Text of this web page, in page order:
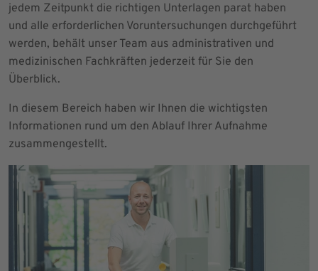
jedem Zeitpunkt die richtigen Unterlagen parat haben
und alle erforderlichen Voruntersuchungen durchgeführt
werden, behält unser Team aus administrativen und
medizinischen Fachkräften jederzeit für Sie den
Überblick.
In diesem Bereich haben wir Ihnen die wichtigsten
Informationen rund um den Ablauf Ihrer Aufnahme
zusammengestellt.